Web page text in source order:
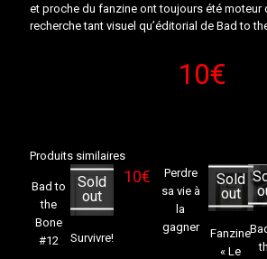
et proche du fanzine ont toujours été moteur
recherche tant visuel qu’éditorial de Bad to
10€
Produits similaires
Sold
Bad to
the
Bone
#12
10€
Sold
out
Survivre!
Perdre
sa vie à
la
gagner
Sold
out
Fanzine
« Le